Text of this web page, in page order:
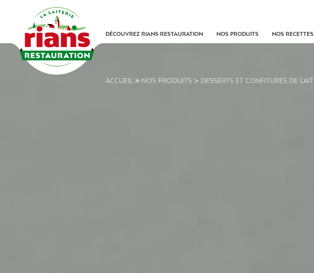
content
DÉCOUVREZ RIANS RESTAURATION NOS PRODUITS NOS RECETTES
ACCUEIL » NOS PRODUITS > DESSERTS ET CONFITURES DE LAIT